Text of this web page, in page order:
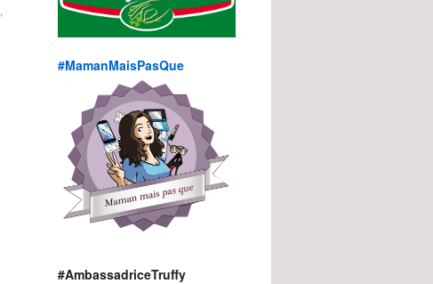
,
#MamanMaisPasQue
#AmbassadriceTruffy